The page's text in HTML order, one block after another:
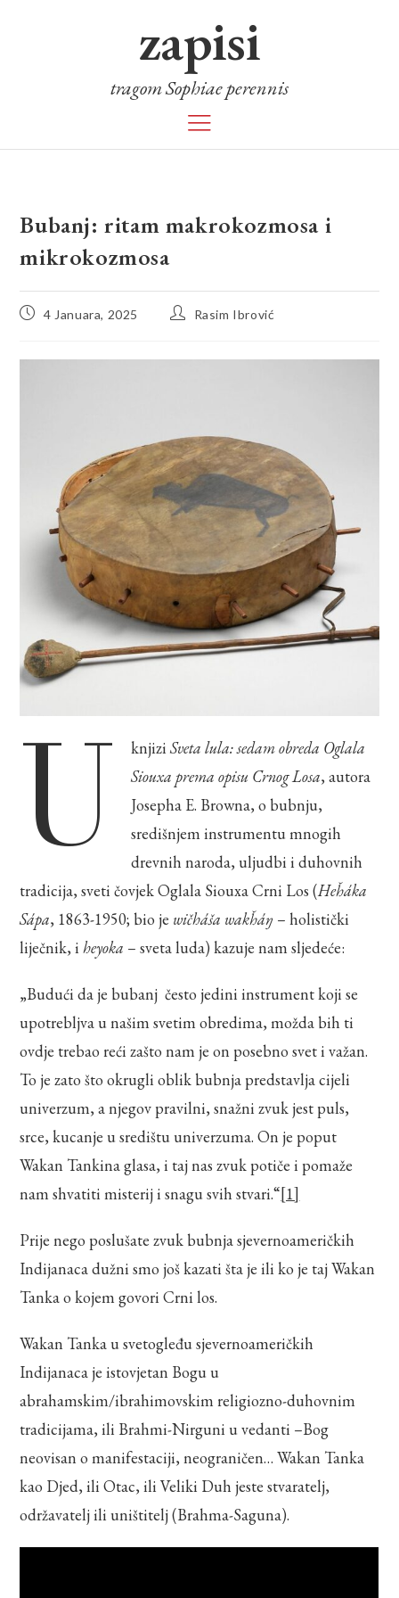
zapisi
tragom Sophiae perennis
Bubanj: ritam makrokozmosa i
mikrokozmosa
4 Januara, 2025 Rasim Ibrović
U knjiziSveta lula: sedam obreda Oglala
Siouxa prema opisu Crnog Losa, autora
Josepha E. Browna, o bubnju,
središnjem instrumentu mnogih
drevnih naroda, uljudbi i duhovnih
tradicija, sveti čovjek Oglala Siouxa Crni Los (Heȟáka
Sápa, 1863-1950; bio je wičháša wakȟáŋ – holistički
liječnik, iheyoka – sveta luda) kazuje nam sljedeće:
„Budući da je bubanj često jedini instrument koji se
upotrebljva u našim svetim obredima, možda bih ti
ovdje trebao reći zašto nam je on posebno svet i važan.
To je zato što okrugli oblik bubnja predstavlja cijeli
univerzum, a njegov pravilni, snažni zvuk jest puls,
srce, kucanje u središtu univerzuma. On je poput
Wakan Tankina glasa, i taj nas zvuk potiče i pomaže
nam shvatiti misterij i snagu svih stvari.“[1]
Prije nego poslušate zvuk bubnja sjevernoameričkih
Indijanaca dužni smo još kazati šta je ili ko je taj Wakan
Tanka o kojem govori Crni los.
Wakan Tanka u svetogleđu sjevernoameričkih
Indijanaca je istovjetan Bogu u
abrahamskim/ibrahimovskim religiozno-duhovnim
tradicijama, ili Brahmi-Nirguni u vedanti –Bog
neovisan o manifestaciji, neograničen… Wakan Tanka
kao Djed, ili Otac, ili Veliki Duh jeste stvaratelj,
održavatelj ili uništitelj (Brahma-Saguna).